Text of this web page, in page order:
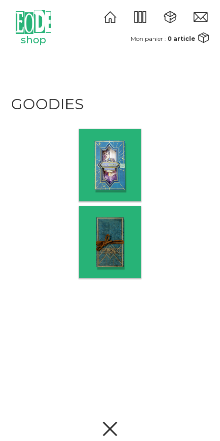
studio
shop Mon panier : 0 article
GOODIES